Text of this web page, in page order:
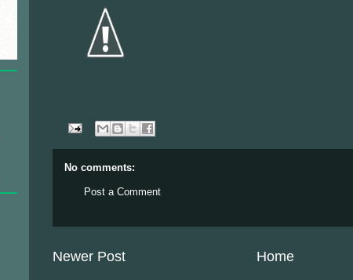
No comments:
Post a Comment
Newer Post Home